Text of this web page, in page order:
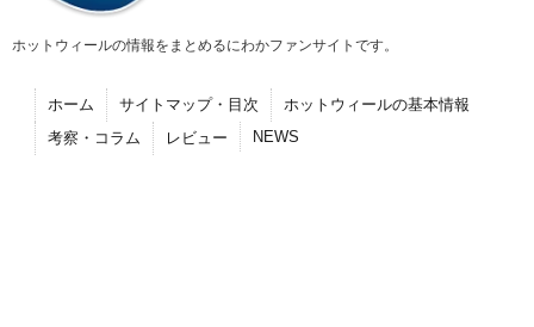
ホットウィールの情報をまとめるにわかファンサイトです。
ホーム サイトマップ・目次
ホットウィールの基本情報
考察・コラム
レビュー NEWS